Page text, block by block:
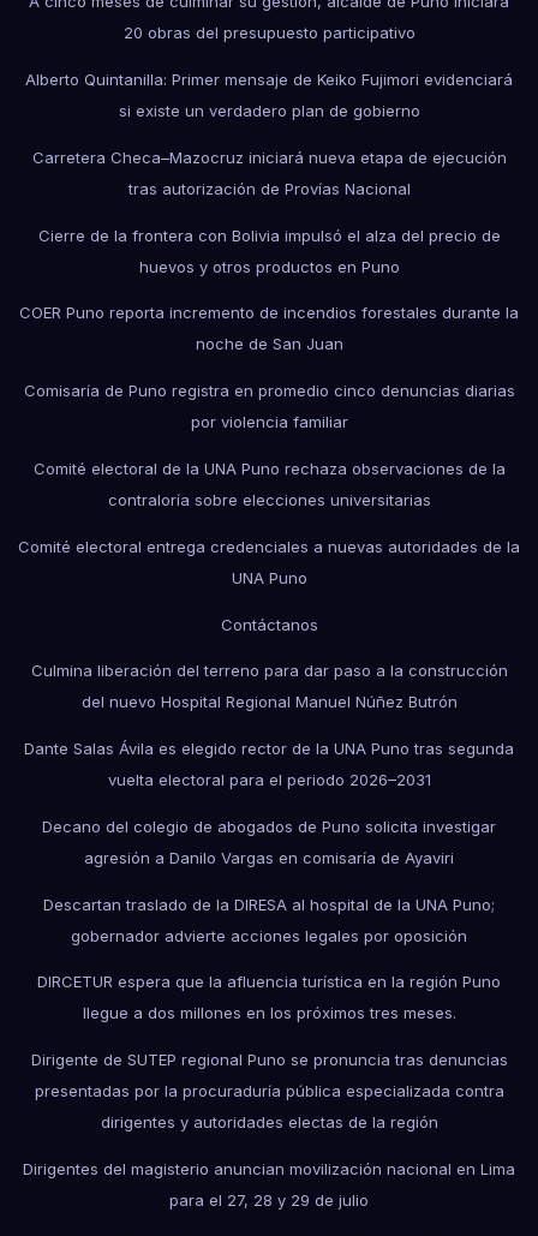
20 obras del presupuesto participativo
Alberto Quintanilla: Primer mensaje de Keiko Fujimori evidenciará
si existe un verdadero plan de gobierno
Carretera Checa–Mazocruz iniciará nueva etapa de ejecución
tras autorización de Provías Nacional
Cierre de la frontera con Bolivia impulsó el alza del precio de
huevos y otros productos en Puno
COER Puno reporta incremento de incendios forestales durante la
noche de San Juan
Comisaría de Puno registra en promedio cinco denuncias diarias
por violencia familiar
Comité electoral de la UNA Puno rechaza observaciones de la
contraloría sobre elecciones universitarias
Comité electoral entrega credenciales a nuevas autoridades de la
UNA Puno
Contáctanos
Culmina liberación del terreno para dar paso a la construcción
del nuevo Hospital Regional Manuel Núñez Butrón
Dante Salas Ávila es elegido rector de la UNA Puno tras segunda
vuelta electoral para el periodo 2026–2031
Decano del colegio de abogados de Puno solicita investigar
agresión a Danilo Vargas en comisaría de Ayaviri
Descartan traslado de la DIRESA al hospital de la UNA Puno;
gobernador advierte acciones legales por oposición
DIRCETUR espera que la afluencia turística en la región Puno
llegue a dos millones en los próximos tres meses.
Dirigente de SUTEP regional Puno se pronuncia tras denuncias
presentadas por la procuraduría pública especializada contra
dirigentes y autoridades electas de la región
Dirigentes del magisterio anuncian movilización nacional en Lima
para el 27, 28 y 29 de julio